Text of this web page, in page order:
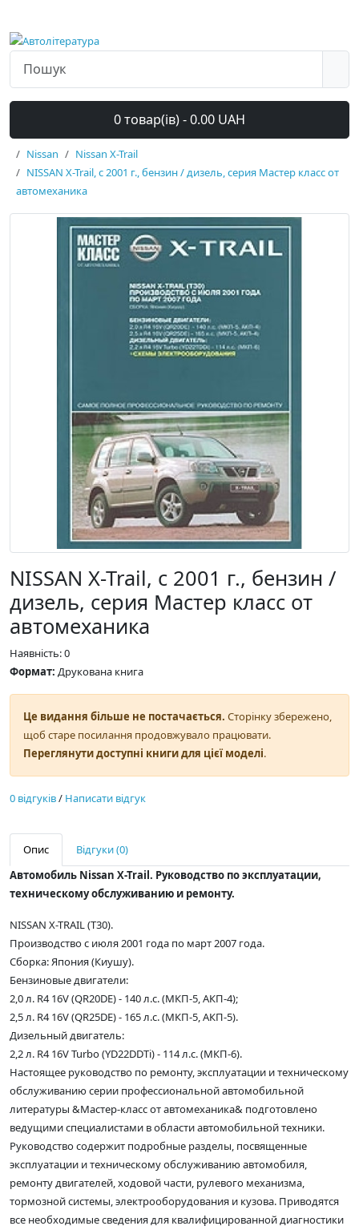
0 товар(ів) - 0.00 UAH
Nissan
Nissan X-Trail
NISSAN X-Trail, с 2001 г., бензин / дизель, серия Мастер класс от
автомеханика
NISSAN X-Trail, с 2001 г., бензин /
дизель, серия Мастер класс от
автомеханика
Наявність: 0
Формат: Друкована книга
Це видання більше не постачається. Сторінку збережено,
щоб старе посилання продовжувало працювати.
Переглянути доступні книги для цієї моделі.
0 відгуків/ Написати відгук
Опис
Відгуки (0)
Автомобиль Nissan X-Trail. Руководство по эксплуатации,
техническому обслуживанию и ремонту.
NISSAN X-TRAIL (T30).
Производство с июля 2001 года по март 2007 года.
Сборка: Япония (Киушу).
Бензиновые двигатели:
2,0 л. R4 16V (QR20DE) - 140 л.с. (МКП-5, АКП-4);
2,5 л. R4 16V (QR25DE) - 165 л.с. (МКП-5, АКП-5).
Дизельный двигатель:
2,2 л. R4 16V Turbo (YD22DDTi) - 114 л.с. (МКП-6).
Настоящее руководство по ремонту, эксплуатации и техническому
обслуживанию серии профессиональной автомобильной
литературы &Мастер-класс от автомеханика& подготовлено
ведущими специалистами в области автомобильной техники.
Руководство содержит подробные разделы, посвященные
эксплуатации и техническому обслуживанию автомобиля,
ремонту двигателей, ходовой части, рулевого механизма,
тормозной системы, электрооборудования и кузова. Приводятся
все необходимые сведения для квалифицированной диагностики